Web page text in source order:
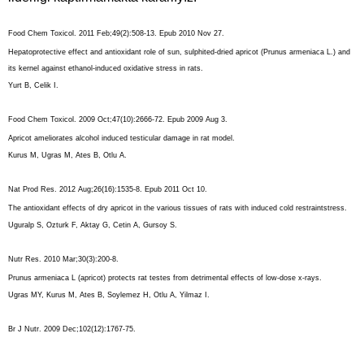
Food Chem Toxicol. 2011 Feb;49(2):508-13. Epub 2010 Nov 27.
Hepatoprotective effect and antioxidant role of sun, sulphited-dried apricot (Prunus armeniaca L.) and
its kernel against ethanol-induced oxidative stress in rats.
Yurt B Celik I
Food Chem Toxicol. 2009 Oct;47(10):2666-72. Epub 2009 Aug 3.
Apricot ameliorates alcohol induced testicular damage in rat model.
Kurus M Ugras M Ates B Otlu A
Nat Prod Res. 2012 Aug;26(16):1535-8. Epub 2011 Oct 10.
The antioxidant effects of dry apricot in the various tissues of rats with induced cold restraintstress.
Uguralp S Ozturk F, Aktay G Cetin A Gursoy S
Nutr Res. 2010 Mar;30(3):200-8.
Prunus armeniaca L (apricot) protects rat testes from detrimental effects of low-dose x-rays.
Ugras MY, Kurus M Ates B Soylemez H Otlu A Yilmaz I
Br J Nutr. 2009 Dec;102(12):1767-75.